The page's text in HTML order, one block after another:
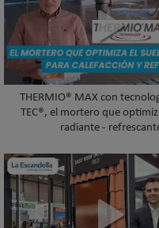
THERMIO® MAX con
TEC®, el mortero que
radiante -